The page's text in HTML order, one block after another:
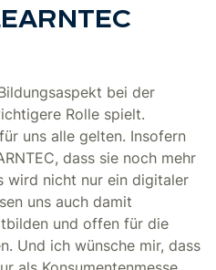
bei der
Rolle spielt.
uns alle gelten. Insofern
dass sie noch mehr
wird nicht nur ein digitaler
uns auch damit
und offen für die
Und ich wünsche mir, dass